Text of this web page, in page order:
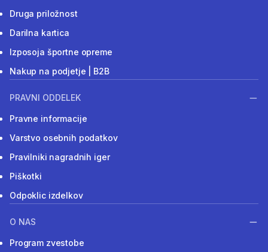
Druga priložnost
Darilna kartica
Izposoja športne opreme
Nakup na podjetje | B2B
PRAVNI ODDELEK
Pravne informacije
Varstvo osebnih podatkov
Pravilniki nagradnih iger
Piškotki
Odpoklic izdelkov
O NAS
Program zvestobe